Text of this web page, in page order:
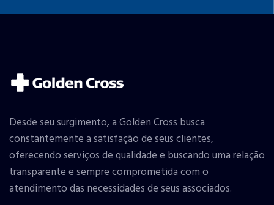
Desde seu surgimento, a Golden Cross busca
constantemente a satisfação de seus clientes,
oferecendo serviços de qualidade e buscando uma relação
transparente e sempre comprometida com o
atendimento das necessidades de seus associados.